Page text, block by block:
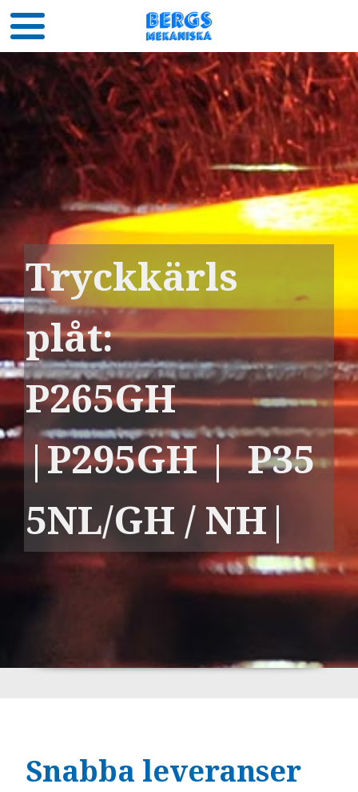
Tryckkärls
plåt:
P265GH
|P295GH | P35
5NL/GH / NH|
Snabba leveranser